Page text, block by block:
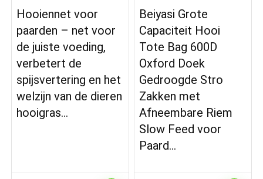
Hooiennet voor
paarden – net voor
de juiste voeding,
verbetert de
spijsvertering en het
welzijn van de dieren
hooigras…
Beiyasi Grote
Capaciteit Hooi
Tote Bag 600D
Oxford Doek
Gedroogde Stro
Zakken met
Afneembare Riem
Slow Feed voor
Paard…